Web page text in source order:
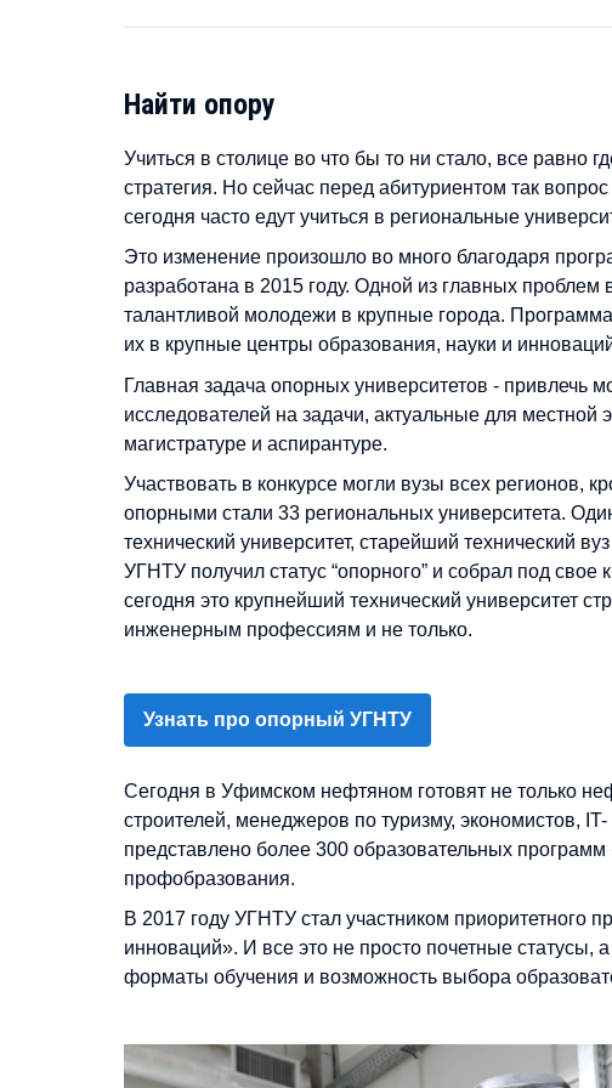
Найти опору
Учиться в столице во что бы то ни стало, все равно
стратегия. Но сейчас перед абитуриентом так
сегодня часто едут учиться в региональные
Это изменение произошло во много благодаря
разработана в 2015 году. Одной из главных
талантливой молодежи в крупные города.
их в крупные центры образования, науки и
Главная задача опорных университетов - привлечь
исследователей на задачи, актуальные для местной
магистратуре и аспирантуре.
Участвовать в конкурсе могли вузы всех регионов,
опорными стали 33 региональных университета.
технический университет, старейший технический
УГНТУ получил статус “опорного” и собрал под
сегодня это крупнейший технический университет
инженерным профессиям и не только.
Узнать про опорный УГНТУ
Сегодня в Уфимском нефтяном готовят не только
строителей, менеджеров по туризму, экономистов,
представлено более 300 образовательных
профобразования.
В 2017 году УГНТУ стал участником приоритетного
инноваций». И все это не просто почетные
форматы обучения и возможность выбора